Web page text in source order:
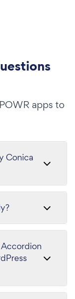
apps to
Conica